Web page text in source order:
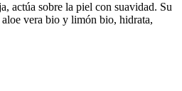
actúa sobre la piel con suavidad. Su
vera bio y limón bio, hidrata,